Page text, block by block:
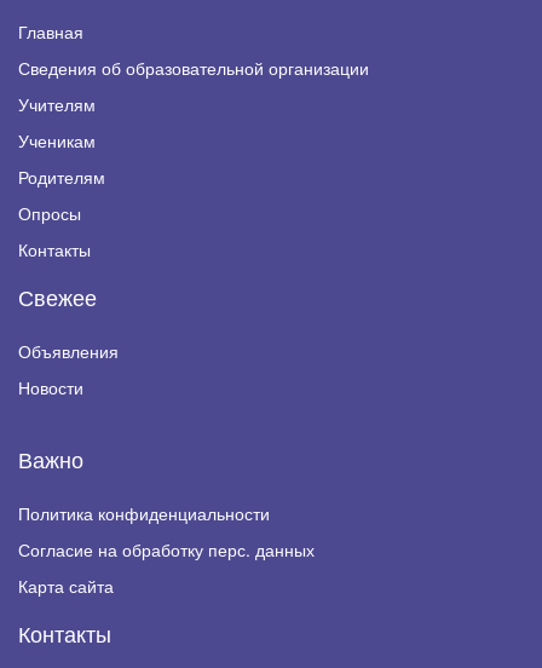
Главная
Сведения об образовательной организации
Учителям
Ученикам
Родителям
Опросы
Контакты
Свежее
Объявления
Новости
Важно
Политика конфиденциальности
Согласие на обработку перс. данных
Карта сайта
Контакты